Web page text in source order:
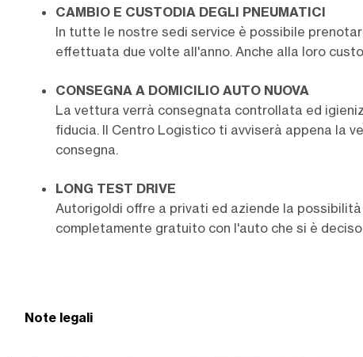
CAMBIO E CUSTODIA DEGLI PNEUMATICI
In tutte le nostre sedi service è possibile
effettuata due volte all'anno. Anche alla loro
CONSEGNA A DOMICILIO AUTO NUOVA
La vettura verrà consegnata controllata ed
fiducia. Il Centro Logistico ti avviserà appena la
consegna.
LONG TEST DRIVE
Autorigoldi offre a privati ed aziende la
completamente gratuito con l'auto che si è
Note legali